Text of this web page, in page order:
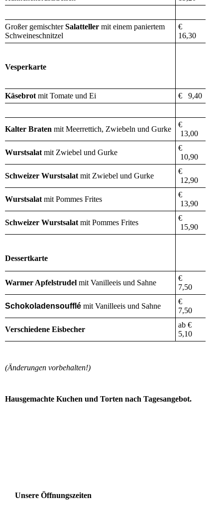
Großer gemischterSalatteller mit einem paniertem
Schweineschnitzel
€
16,30
Vesperkarte
Käsebrot mit Tomate und Ei € 9,40
Kalter Braten mit Meerrettich, Zwiebeln und Gurke
€
13,00
Wurstsalat mit Zwiebel und Gurke
€
10,90
Schweizer Wurstsalat mit Zwiebel und Gurke
€
12,90
Wurstsalat mit Pommes Frites
€
13,90
Schweizer Wurstsalat mit Pommes Frites
€
15,90
Dessertkarte
Warmer Apfelstrudel mit Vanilleeis und Sahne
€
7,50
Schokoladensoufflé mit Vanilleeis und Sahne
€
7,50
Verschiedene Eisbecher
ab €
5,10
(Änderungen vorbehalten!)
Hausgemachte Kuchen und Torten nach Tagesangebot.
Unsere Öffnungszeiten